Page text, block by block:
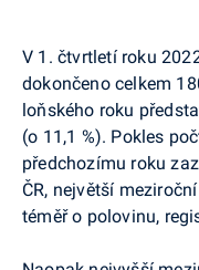
V 1. čtvrtletí roku
dokončeno celkem
loňského roku
(o 11,1 %). Pokles
předchozímu roku
ČR, největší
téměř o polovinu,